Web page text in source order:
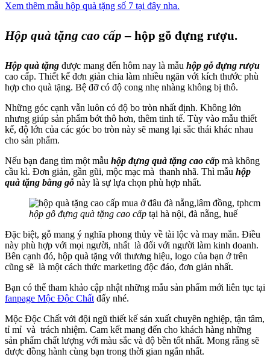
Xem thêm mẫu hộp quà tặng số 7 tại đây nha.
Hộp quà tặng cao cấp – hộp gỗ đựng rượu.
Hộp quà tặng được mang đến hôm nay là mẫu hộp gỗ đựng rượu
cao cấp. Thiết kế đơn giản chia làm nhiều ngăn với kích thước phù
hợp cho quà tặng. Bệ đỡ có độ cong nhẹ nhàng không bị thô.
Những góc cạnh vẫn luôn có độ bo tròn nhất định. Không lớn
nhưng giúp sản phẩm bớt thô hơn, thêm tinh tế. Tùy vào mẫu thiết
kế, độ lớn của các góc bo tròn này sẽ mang lại sắc thái khác nhau
cho sản phẩm.
Nếu bạn đang tìm một mẫu hộp đựng quà tặng cao cấp mà không
cầu kì. Đơn giản, gần gũi, mộc mạc mà thanh nhã. Thì mẫu hộp
quà tặng bằng gỗ này là sự lựa chọn phù hợp nhất.
hộp gỗ đựng quà tặng cao cấp tại hà nội, đà nẵng, huế
Đặc biệt, gỗ mang ý nghĩa phong thủy về tài lộc và may mắn. Điều
này phù hợp với mọi người, nhất là đối với người làm kinh doanh.
Bên cạnh đó, hộp quà tặng với thương hiệu, logo của bạn ở trên
cũng sẽ là một cách thức marketing độc đáo, đơn giản nhất.
Bạn có thể tham khảo cập nhật những mẫu sản phẩm mới liên tục tại
fanpage Mộc Độc Chất đấy nhé.
Mộc Độc Chất với đội ngũ thiết kế sản xuất chuyên nghiệp, tận tâm,
tỉ mỉ và trách nhiệm. Cam kết mang đến cho khách hàng những
sản phẩm chất lượng với màu sắc và độ bền tốt nhất. Mong rằng sẽ
được đồng hành cùng bạn trong thời gian ngắn nhất.